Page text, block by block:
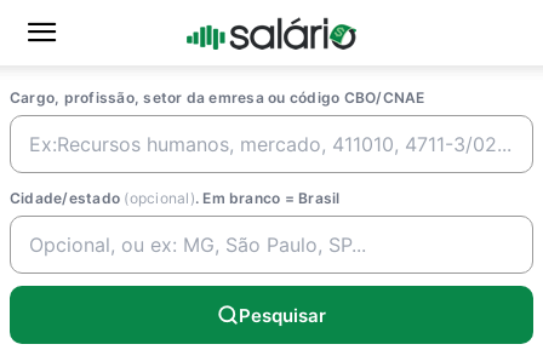
Cargo, profissão, setor da emresa ou código CBO/CNAE
Cidade/estado (opcional). Em branco = Brasil
Pesquisar